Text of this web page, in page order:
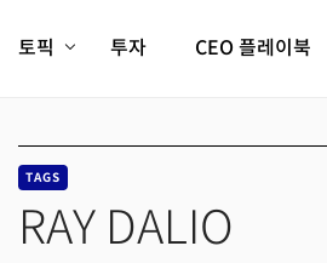
토픽
미래 교육/직업
투자 CEO 플레이북
TAGS
RAY DALIO